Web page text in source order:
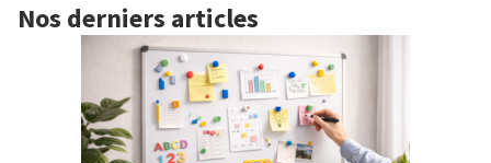
Nos derniers articles